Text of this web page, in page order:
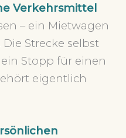
Verkehrsmittel
– ein Mietwagen
Strecke selbst
Stopp für einen
eigentlich